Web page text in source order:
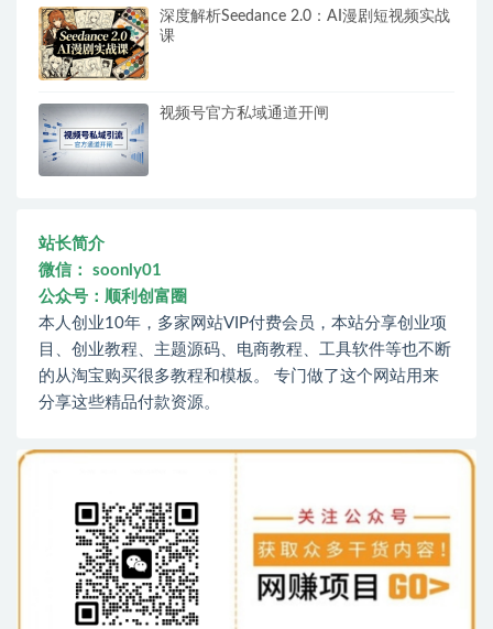
深度解析Seedance 2.0：AI漫剧短视频实战
课
视频号官方私域通道开闸
站长简介
微信： soonly01
公众号：顺利创富圈
本人创业10年，多家网站VIP付费会员，本站分享创业项
目、创业教程、主题源码、电商教程、工具软件等也不断
的从淘宝购买很多教程和模板。 专门做了这个网站用来
分享这些精品付款资源。